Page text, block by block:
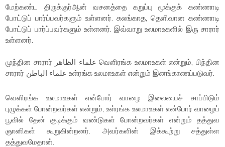
மேற்கண்ட திருக்குர்ஆன் வசனத்தை கறுப்பு மூக்குக் கண்ணாடி
போட்டுப் பார்ப்பவர்களும் உள்ளனர். கலங்காத, தெளிவான கண்ணாடி
போட்டுப் பார்ப்பவர்களும் உள்ளனர். இவ்வாறு உலமாஉகளில் இரு சாரார்
உள்ளனர்.
முந்தின சாரார் علماء الظاهر வெளிரங்க உலமாஉகள் என்றும், பிந்தின
சாரார் علماء الباطن உள்ரங்க உலமாஉகள் என்றும் இனங்காணப்படுவர்.
வெளிரங்க உலமாஉகள் என்போர் வாழை இலையைச் சாப்பிடும்
புழுக்கள் போன்றவர்கள் என்றும், உள்ரங்க உலமாஉகள் என்போர் வாழைப்
பூவில் தேன் குடிக்கும் வண்டுகள் போன்றவர்கள் என்றும் தத்துவ
ஞானிகள் கூறுகின்றனர். அவர்களின் இக்கூற்று சத்துள்ள
தத்துவமேதான்.